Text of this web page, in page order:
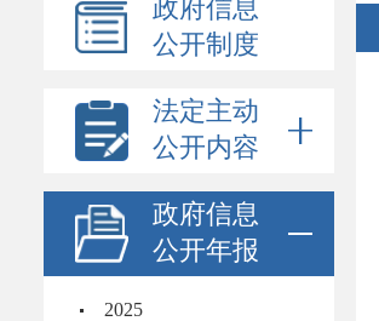
政府信息
公开制度
法定主动
公开内容
政府信息
公开年报
2025